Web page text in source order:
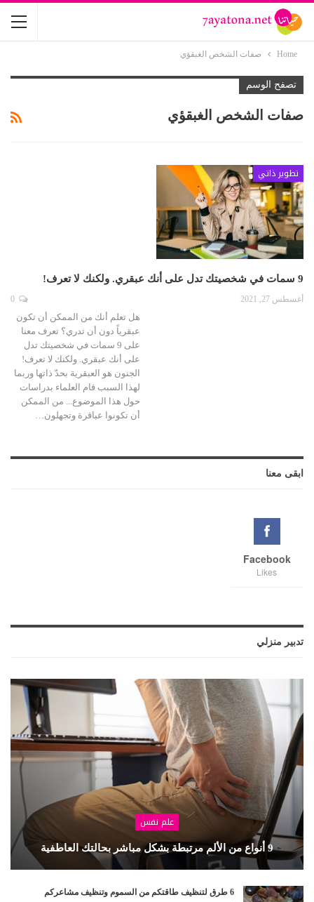
Home صفات الشخص الغبقؤي
تصفح الوسم
صفات الشخص الغبقؤي
تطوير ذاتي
9 سمات في شخصيتك تدل على أنك عبقري. ولكنك لا تعرف!
أغسطس 27, 2021
هل تعلم أنك من الممكن أن تكون
عبقرياً دون أن تدري؟ تعرف معنا
على 9 سمات في شخصيتك تدل
على أنك عبقري. ولكنك لا تعرف!
الجنون هو العبقرية بحدّ ذاتها وربما
لهذا السبب قام العلماء بدراسات
حول هذا الموضوع... من الممكن
أن تكونوا عباقرة وتجهلون…
ابقى معنا
Facebook
Likes
تدبير منزلي
علم نفس
9 أنواع من الألم مرتبطة بشكل مباشر بحالتك العاطفية
6 طرق لتنظيف طاقتكم من السموم وتنظيف مشاعركم